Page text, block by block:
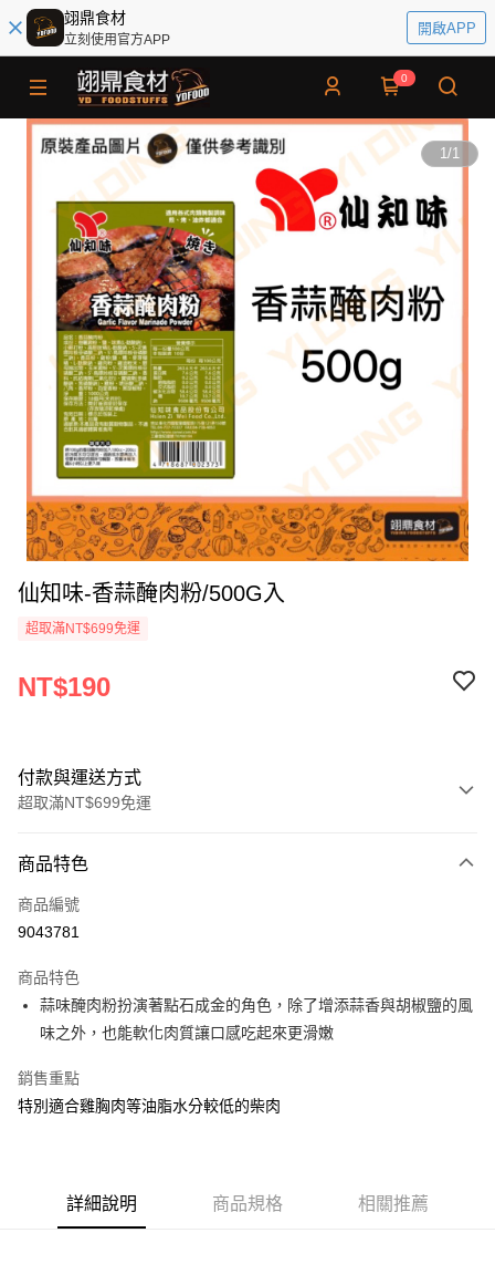
翊鼎食材
立刻使用官方APP
開啟APP
0
1/1
仙知味-香蒜醃肉粉/500G入
超取滿NT$699免運
NT$190
付款與運送方式
超取滿NT$699免運
信用卡一次付款
Apple Pay
運送方式
• 付款後全家取貨
每筆NT$60，滿NT$699(含以上)免運費
• 付款後7-11取貨
每筆NT$60，滿NT$699(含以上)免運費
商品特色
商品編號
9043781
商品特色
蒜味醃肉粉扮演著點石成金的角色，除了增添蒜香與胡椒鹽的風
味之外，也能軟化肉質讓口感吃起來更滑嫩
銷售重點
特別適合雞胸肉等油脂水分較低的柴肉
詳細說明 商品規格 相關推薦